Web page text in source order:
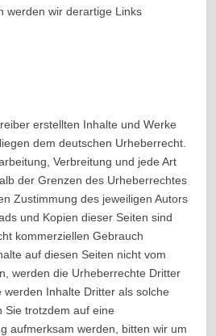
werden wir derartige Links
erstellten Inhalte und Werke
dem deutschen Urheberrecht.
Verbreitung und jede Art
der Grenzen des Urheberrechtes
Zustimmung des jeweiligen Autors
und Kopien dieser Seiten sind
kommerziellen Gebrauch
auf diesen Seiten nicht vom
werden die Urheberrechte Dritter
werden Inhalte Dritter als solche
Sie trotzdem auf eine
aufmerksam werden, bitten wir um